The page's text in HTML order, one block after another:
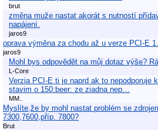
brut
změna muže nastat akorát s nutností
napájení.
jaros9
oprava výměna za chodu až u verze PCI-E
jaros9
Mohl bys odpovědět na můj dotaz výše?
L-Core
Verzia PCI-E ti je naprd ak to nepodporuje
stavim o 150:beer: ze ziadna nep…
MM..
Myslíte,že by mohl nastat problém se
7300,7600,příp. 7800?
Brut